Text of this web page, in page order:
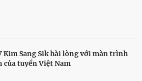
Kim Sang Sik hài lòng với màn trình
của tuyển Việt Nam